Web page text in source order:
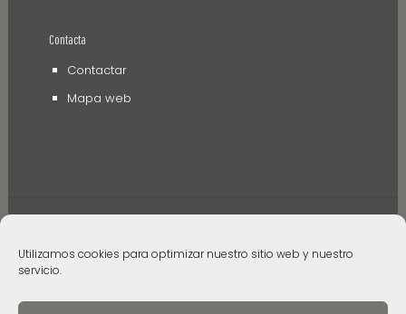
Utilizamos cookies para optimizar nuestro sitio web y nuestro
servicio.
Contacta
Contactar
Mapa web